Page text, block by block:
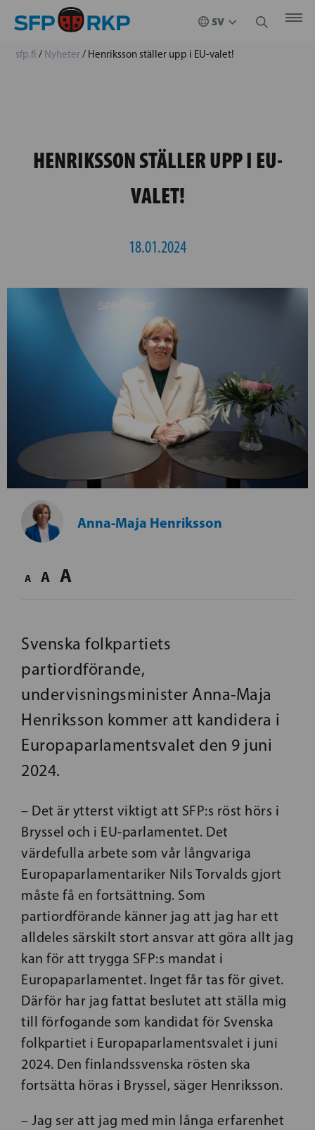
sfp.fi / Nyheter/ Henriksson ställer upp i EU-valet!
HENRIKSSON STÄLLER UPP I EU-
VALET!
18.01.2024
Anna-Maja Henriksson
A A A
Svenska folkpartiets
partiordförande,
undervisningsminister Anna-Maja
Henriksson kommer att kandidera i
Europaparlamentsvalet den 9 juni
2024.
– Det är ytterst viktigt att SFP:s röst hörs i
Bryssel och i EU-parlamentet. Det
värdefulla arbete som vår långvariga
Europaparlamentariker Nils Torvalds gjort
måste få en fortsättning. Som
partiordförande känner jag att jag har ett
alldeles särskilt stort ansvar att göra allt jag
kan för att trygga SFP:s mandat i
Europaparlamentet. Inget får tas för givet.
Därför har jag fattat beslutet att ställa mig
till förfogande som kandidat för Svenska
folkpartiet i Europaparlamentsvalet i juni
2024. Den finlandssvenska rösten ska
fortsätta höras i Bryssel, säger Henriksson.
– Jag ser att jag med min långa erfarenhet